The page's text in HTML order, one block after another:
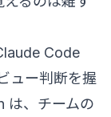
Code
ュー判断を握
は、チームの